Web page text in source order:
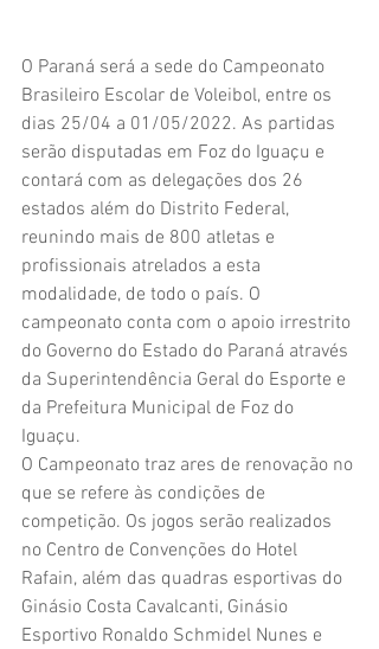
O Paraná será a sede do Campeonato
Brasileiro Escolar de Voleibol, entre os
dias 25/04 a 01/05/2022. As partidas
serão disputadas em Foz do Iguaçu e
contará com as delegações dos 26
estados além do Distrito Federal,
reunindo mais de 800 atletas e
profissionais atrelados a esta
modalidade, de todo o país. O
campeonato conta com o apoio irrestrito
do Governo do Estado do Paraná através
da Superintendência Geral do Esporte e
da Prefeitura Municipal de Foz do
Iguaçu.
O Campeonato traz ares de renovação no
que se refere às condições de
competição. Os jogos serão realizados
no Centro de Convenções do Hotel
Rafain, além das quadras esportivas do
Ginásio Costa Cavalcanti, Ginásio
Esportivo Ronaldo Schmidel Nunes e